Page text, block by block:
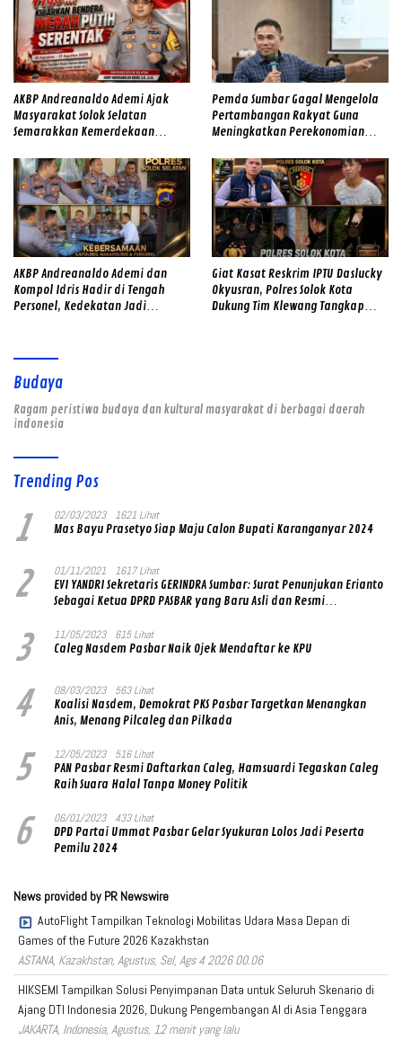
AKBP Andreanaldo Ademi Ajak
Masyarakat Solok Selatan
Semarakkan Kemerdekaan
Pemda Sumbar Gagal Mengelola
Pertambangan Rakyat Guna
Meningkatkan Perekonomian
AKBP Andreanaldo Ademi dan
Kompol Idris Hadir di Tengah
Personel, Kedekatan Jadi
Giat Kasat Reskrim IPTU Daslucky
Okyusran, Polres Solok Kota
Dukung Tim Klewang Tangkap
Budaya
Ragam peristiwa budaya dan kultural masyarakat di berbagai daerah
indonesia
Trending Pos
1 02/03/2023 1621 Lihat
Mas Bayu Prasetyo Siap Maju Calon Bupati Karanganyar 2024
2 01/11/2021 1617 Lihat
EVI YANDRI Sekretaris GERINDRA Sumbar: Surat Penunjukan Erianto
Sebagai Ketua DPRD PASBAR yang Baru Asli dan Resmi
3 11/05/2023 615 Lihat
Caleg Nasdem Pasbar Naik Ojek Mendaftar ke KPU
4 08/03/2023 563 Lihat
Koalisi Nasdem, Demokrat PKS Pasbar Targetkan Menangkan
Anis, Menang Pilcaleg dan Pilkada
5 12/05/2023 516 Lihat
PAN Pasbar Resmi Daftarkan Caleg, Hamsuardi Tegaskan Caleg
Raih Suara Halal Tanpa Money Politik
6 06/01/2023 433 Lihat
DPD Partai Ummat Pasbar Gelar Syukuran Lolos Jadi Peserta
Pemilu 2024
News provided by PR Newswire
AutoFlight Tampilkan Teknologi Mobilitas Udara Masa Depan di
Games of the Future 2026 Kazakhstan
ASTANA, Kazakhstan, Agustus, Sel, Ags 4 2026 00.06
HIKSEMI Tampilkan Solusi Penyimpanan Data untuk Seluruh Skenario di
Ajang DTI Indonesia 2026, Dukung Pengembangan AI di Asia Tenggara
JAKARTA, Indonesia, Agustus, 12 menit yang lalu